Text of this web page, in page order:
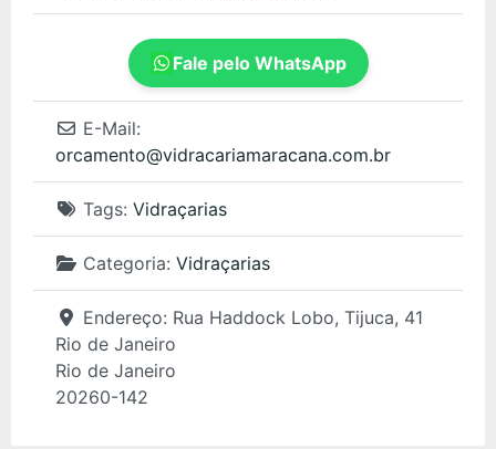
Fale pelo WhatsApp
E-Mail:
orcamento@vidracariamaracana.com.br
Tags: Vidraçarias
Categoria: Vidraçarias
Endereço: Rua Haddock Lobo, Tijuca, 41
Rio de Janeiro
Rio de Janeiro
20260-142